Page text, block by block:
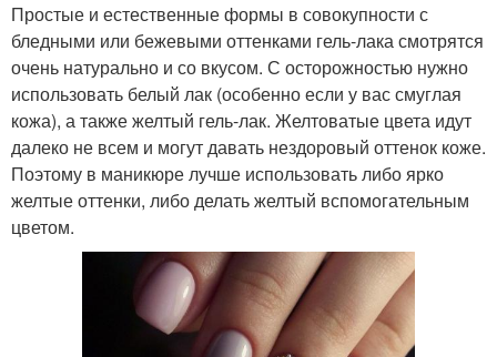
Простые и естественные формы в совокупности с
бледными или бежевыми оттенками гель-лака смотрятся
очень натурально и со вкусом. С осторожностью нужно
использовать белый лак (особенно если у вас смуглая
кожа), а также желтый гель-лак. Желтоватые цвета идут
далеко не всем и могут давать нездоровый оттенок коже.
Поэтому в маникюре лучше использовать либо ярко
желтые оттенки, либо делать желтый вспомогательным
цветом.